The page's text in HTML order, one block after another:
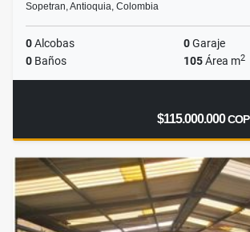
Sopetran, Antioquia, Colombia
0Alcobas 0Garaje
0 Baños 105Área m2
$115.000.000COP